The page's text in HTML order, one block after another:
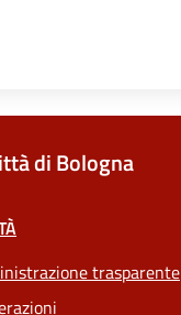
di Bologna
trasparente